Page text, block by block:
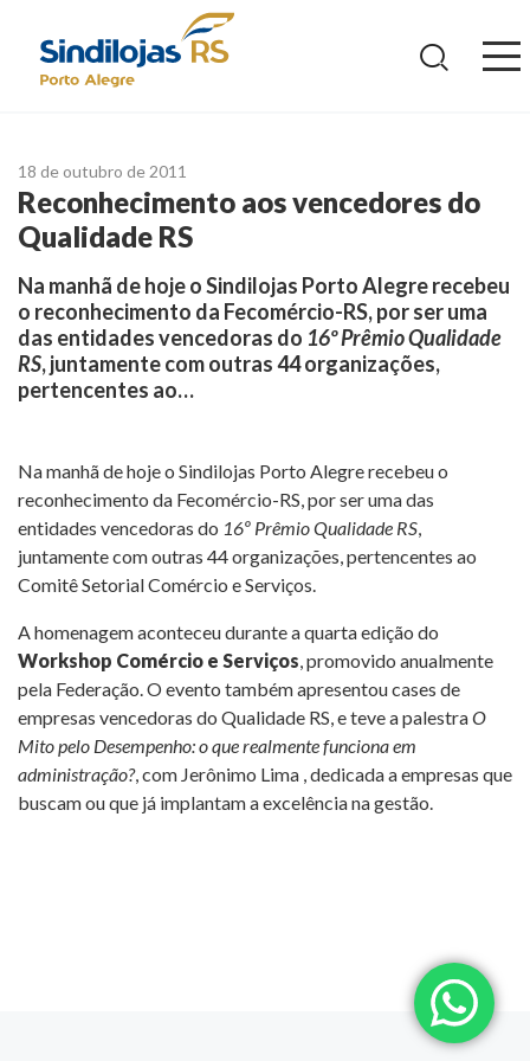
18 de outubro de 2011
Reconhecimento aos vencedores do
Qualidade RS
Na manhã de hoje o Sindilojas Porto Alegre recebeu
o reconhecimento da Fecomércio-RS, por ser uma
das entidades vencedoras do 16º Prêmio Qualidade
RS, juntamente com outras 44 organizações,
pertencentes ao…
Na manhã de hoje o Sindilojas Porto Alegre recebeu o
reconhecimento da Fecomércio-RS, por ser uma das
entidades vencedoras do 16º Prêmio Qualidade RS,
juntamente com outras 44 organizações, pertencentes ao
Comitê Setorial Comércio e Serviços.
A homenagem aconteceu durante a quarta edição do
Workshop Comércio e Serviços, promovido anualmente
pela Federação. O evento também apresentou cases de
empresas vencedoras do Qualidade RS, e teve a palestraO
Mito pelo Desempenho: o que realmente funciona em
administração?, com Jerônimo Lima , dedicada a empresas que
buscam ou que já implantam a excelência na gestão.